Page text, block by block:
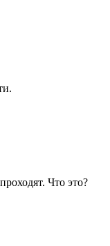
Что это?